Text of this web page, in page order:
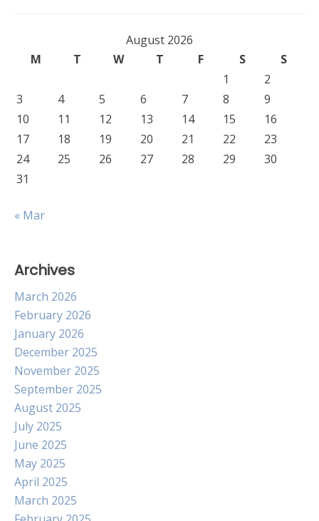
August 2026
M
T W T F S
S
1
2
3
4 5 6 7 8
9
10
11 12 13 14 15
16
17
18 19 20 21 22
23
24
25 26 27 28 29
30
31
« Mar
Archives
March 2026
February 2026
January 2026
December 2025
November 2025
September 2025
August 2025
July 2025
June 2025
May 2025
April 2025
March 2025